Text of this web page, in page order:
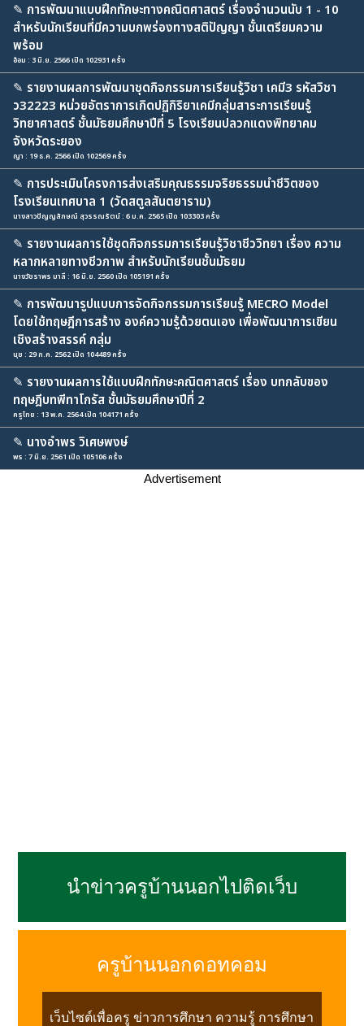
✎ การพัฒนาแบบฝึกทักษะทางคณิตศาสตร์ เรื่องจำนวนนับ 1 - 10
สำหรับนักเรียนที่มีความบกพร่องทางสติปัญญา ชั้นเตรียมความ
พร้อม
อ้อม : 3 มิ.ย. 2566 เปิด 102931 ครั้ง
✎ รายงานผลการพัฒนาชุดกิจกรรมการเรียนรู้วิชา เคมี3 รหัสวิชา
ว32223 หน่วยอัตราการเกิดปฏิกิริยาเคมีกลุ่มสาระการเรียนรู้
วิทยาศาสตร์ ชั้นมัธยมศึกษาปีที่ 5 โรงเรียนปลวกแดงพิทยาคม
จังหวัดระยอง
ญา : 19 ธ.ค. 2566 เปิด 102569 ครั้ง
✎ การประเมินโครงการส่งเสริมคุณธรรมจริยธรรมนำชีวิตของ
โรงเรียนเทศบาล 1 (วัดสตูลสันตยาราม)
นางสาวปัญญลักษณ์ สุวรรณรัตน์ : 6 ม.ค. 2565 เปิด 103303 ครั้ง
✎ รายงานผลการใช้ชุดกิจกรรมการเรียนรู้วิชาชีววิทยา เรื่อง ความ
หลากหลายทางชีวภาพ สำหรับนักเรียนชั้นมัธยม
นางวัชราพร มาลี : 16 มิ.ย. 2560 เปิด 105191 ครั้ง
✎ การพัฒนารูปแบบการจัดกิจกรรมการเรียนรู้ MECRO Model
โดยใช้ทฤษฎีการสร้าง องค์ความรู้ด้วยตนเอง เพื่อพัฒนาการเขียน
เชิงสร้างสรรค์ กลุ่ม
นุช : 29 ก.ค. 2562 เปิด 104489 ครั้ง
✎ รายงานผลการใช้แบบฝึกทักษะคณิตศาสตร์ เรื่อง บทกลับของ
ทฤษฎีบทพีทาโกรัส ชั้นมัธยมศึกษาปีที่ 2
ครูไทย : 13 พ.ค. 2564 เปิด 104171 ครั้ง
✎ นางอำพร วิเศษพงษ์
พร : 7 มิ.ย. 2561 เปิด 105106 ครั้ง
Advertisement
นำข่าวครูบ้านนอกไปติดเว็บ
ครูบ้านนอกดอทคอม
เว็บไซต์เพื่อครู ข่าวการศึกษา ความรู้ การศึกษา